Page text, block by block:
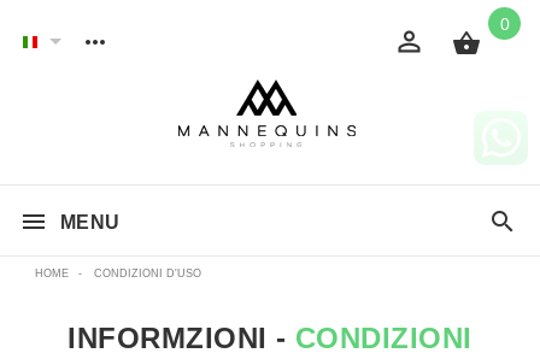
0
MENU
HOME - CONDIZIONI D'USO
INFORMZIONI - CONDIZIONI